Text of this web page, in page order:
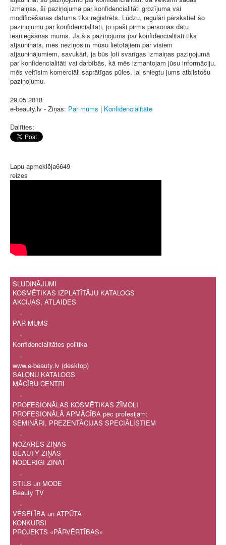
izmaiņas, šī paziņojuma par konfidencialitāti grozījuma vai
modificēšanas datums tiks reģistrēts. Lūdzu, regulāri pārskatiet šo
paziņojumu par konfidencialitāti, jo īpaši pirms personas datu
iesniegšanas mums. Ja šis paziņojums par konfidencialitāti tiks
atjaunināts, mēs neziņosim mūsu lietotājiem par visiem
atjauninājumiem, savukārt, ja būs ļoti svarīgas izmaiņas paziņojumā
par konfidencialitāti vai darbībās, kā mēs izmantojam jūsu informāciju,
mēs veltīsim komerciāli saprātīgas pūles, lai sniegtu jums atbilstošu
paziņojumu.
29.05.2018
e-beauty.lv - Ziņas: Par mums | Konfidencialitāte
Dalīties:
Lapu apmeklēja6649
reizes
SLUDINĀJUMI
KOSMĒTIKAS IZPLATĪTĀJU KATALOGS
AKCIJAS, ATLAIDES
.
PAR MUMS
.
Konfidencialitātes politika
.
www.e-beauty.lv (desktop)
SALONU KATALOGS
MĀCĪBU CENTRI
.
PROFESIONĀLAS KOSMĒTIKAS ZĪMOLI
PROFESIONĀLĀ APMĀCĪBA pēc profesijām:
SEMINĀRI, PREZENTĀCIJAS SPECIĀLISTIEM
.
NOZARES ZIŅAS
BEAUTY ZIŅAS
NODERĪGI ZINĀT
.
STILS un MODE
Beauty TV
.
VESELĪBA un ATPŪTA
KONKURSI
PROJEKTS «PĀRVĒRTĪBAS»
.